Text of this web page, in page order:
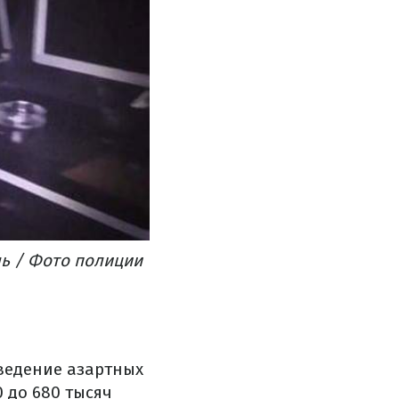
/ Фото полиции
азартных
до 680 тысяч